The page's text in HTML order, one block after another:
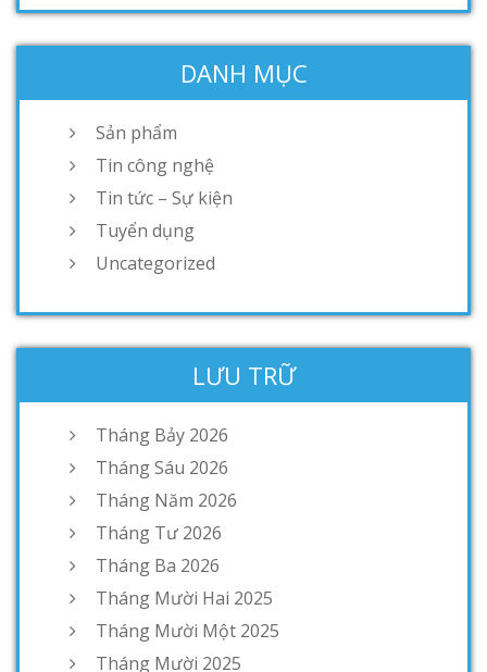
DANH MỤC
Sản phẩm
Tin công nghệ
Tin tức – Sự kiện
Tuyển dụng
Uncategorized
LƯU TRỮ
Tháng Bảy 2026
Tháng Sáu 2026
Tháng Năm 2026
Tháng Tư 2026
Tháng Ba 2026
Tháng Mười Hai 2025
Tháng Mười Một 2025
Tháng Mười 2025